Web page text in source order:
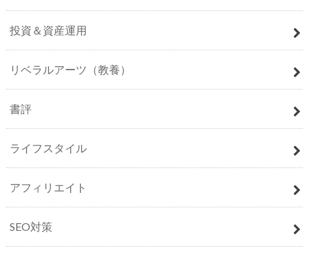
投資＆資産運用
リベラルアーツ（教養）
書評
ライフスタイル
アフィリエイト
SEO対策